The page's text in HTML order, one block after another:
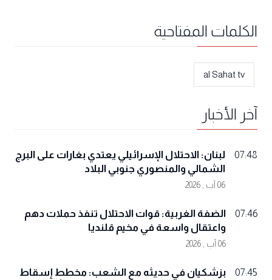
الكلمات المفتاحية
al Sahat tv
آخر الأخبار
07:48
لبنان: الاحتلال الإسرائيلي يعتدي بغارات على البرج
الشمالي والمنصوري جنوبي البلاد
06 آب , 2026
07:46
الضفة الغربية: قوات الاحتلال تنفذ حملات دهم
واعتقال واسعة في مخيم قلنديا
06 آب , 2026
07:45
بزشكيان في حديثه مع الشعب: مخطط إسقاط